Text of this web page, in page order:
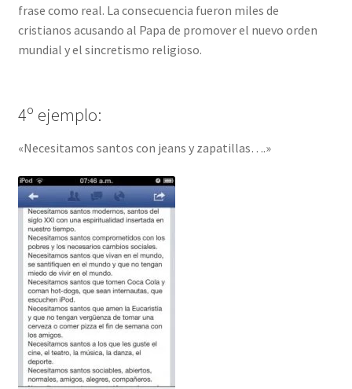
frase como real. La consecuencia fueron miles de
cristianos acusando al Papa de promover el nuevo orden
mundial y el sincretismo religioso.
4º ejemplo:
«Necesitamos santos con jeans y zapatillas….»